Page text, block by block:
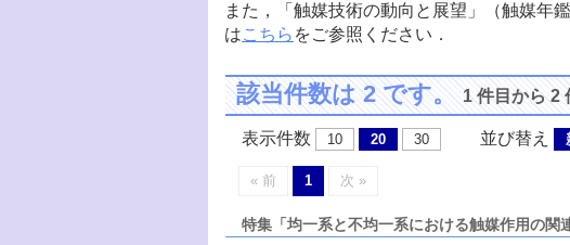
また，「触媒技術の動向と展望」（触媒年
はこちら をご参照ください．
該当件数は 2 です。1 件目から 2
表示件数 10 20 30 並び替え
« 前 1 次 »
特集「均一系と不均一系における触媒作用の関